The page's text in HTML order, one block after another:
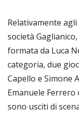
Relativamente
società
formata da Luca
categoria, due
Capello e Simone
Emanuele Ferrero
sono usciti di